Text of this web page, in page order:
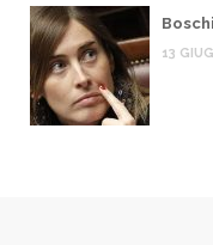
13